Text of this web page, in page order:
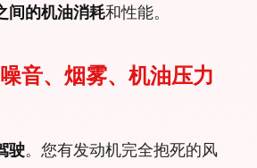
间的机油消耗和性能。
音、烟雾、机油压力
驶。您有发动机完全抱死的风